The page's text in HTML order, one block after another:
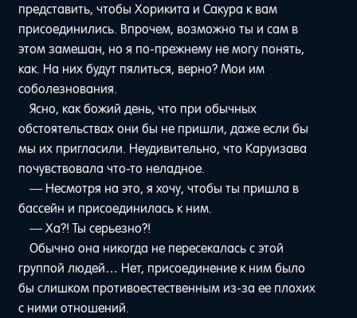
представить, чтобы Хорикита и Сакура к вам
присоединились. Впрочем, возможно ты и сам в
этом замешан, но я по-прежнему не могу понять,
как. На них будут пялиться, верно? Мои им
соболезнования.
Ясно, как божий день, что при обычных
обстоятельствах они бы не пришли, даже если бы
мы их пригласили. Неудивительно, что Каруизава
почувствовала что-то неладное.
— Несмотря на это, я хочу, чтобы ты пришла в
бассейн и присоединилась к ним.
— Ха?! Ты серьезно?!
Обычно она никогда не пересекалась с этой
группой людей… Нет, присоединение к ним было
бы слишком противоестественным из-за ее плохих
с ними отношений.